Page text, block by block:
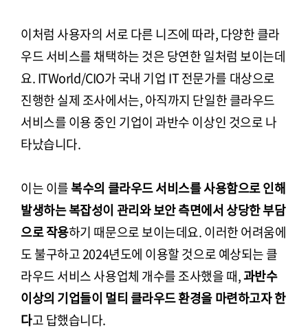
이처럼 사용자의 서로 다른 니즈에 따라, 다양한 클라
우드 서비스를 채택하는 것은 당연한 일처럼 보이는데
요. ITWorld/CIO가 국내 기업 IT 전문가를 대상으로
진행한 실제 조사에서는, 아직까지 단일한 클라우드
서비스를 이용 중인 기업이 과반수 이상인 것으로 나
타났습니다.
이는 이를복수의 클라우드 서비스를 사용함으로 인해
발생하는 복잡성이 관리와 보안 측면에서 상당한 부담
으로 작용하기 때문으로 보이는데요. 이러한 어려움에
도 불구하고 2024년도에 이용할 것으로 예상되는 클
라우드 서비스 사용업체 개수를 조사했을 때,과반수
이상의 기업들이 멀티 클라우드 환경을 마련하고자 한
다고 답했습니다.